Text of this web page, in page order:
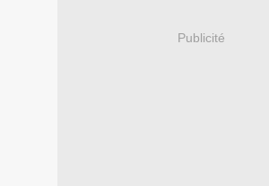
Publicité